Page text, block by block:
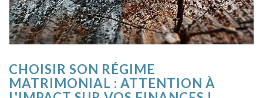
CHOISIR SON RÉGIME
MATRIMONIAL : ATTENTION À